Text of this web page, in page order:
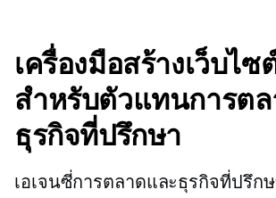
เครื่องมือสร้างเว็บไ
สำหรับตัวแทนการต
ธุรกิจที่ปรึกษา
เอเจนซี่การตลาดและธุรกิจที่ปรึก